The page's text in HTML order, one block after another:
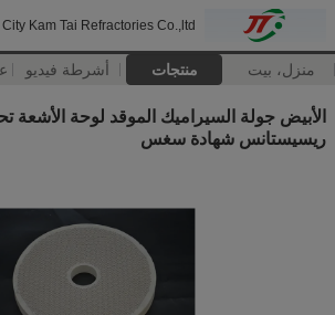
Kam Tai Refractories Co.,ltd
منزل، بيت منتجات أشرطة فيديو
الأبيض جولة السيراميك الموقد لوحة الأشعة
ريسيستانس شهادة سغس